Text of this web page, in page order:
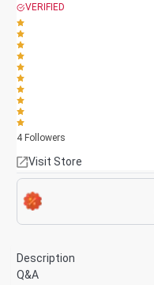
VERIFIED
4Followers
Visit Store
Description
Q&A